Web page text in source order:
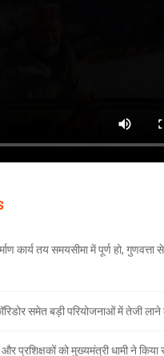
कार्य तय समयसीमा में पूर्ण हो, गुणवत्ता
समेत बड़ी परियोजनाओं में तेजी लाने
प्रशिक्षकों को मुख्यमंत्री धामी ने किया